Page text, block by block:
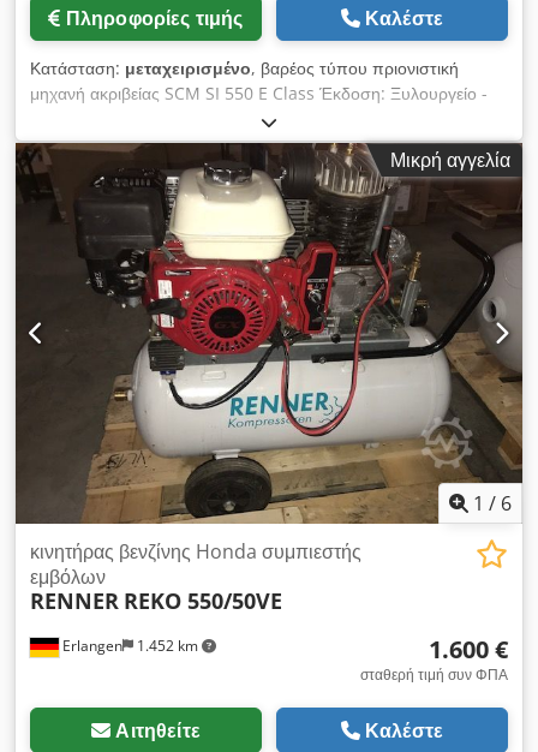
Πληροφορίες τιμής Καλέστε
Κατάσταση: μεταχειρισμένο, βαρέος τύπου πριονιστική
μηχανή ακριβείας SCM SI 550 E Class Έκδοση: Ξυλουργείο -
Επιπλοποιία Μήκος κοπής 3200 mm Csdpfxszi Scto Akaeha
Πλάτος κοπής περίπου 1500 mm Κύριος κινητήρας 11 kW 3
ταχύτητες: 2500/3000/4200 στρ./λεπτό Γωνιακός οδηγός με
αντιστάθμιση μήκους Δίσκος κοπής έως Ø 550 mm Ηλεκτρική
ανύψωση και κλίση του δίσκου κοπής με ψηφιακές ενδείξεις
Μηχάνημα από συνταξιοδότηση / αρχική παράδοση το 2011
Το μηχάνημα είναι ΕΡΓΑΣΤΗΡΙΑΚΑ ΕΛΕΓΜΕΝΟ σε ΑΡΙΣΤΗ
ΚΑΤΑΣΤΑΣΗ Διαθέσιμο από απόθεμα στο Lieboch
Μικρή αγγελία
1 / 6
Erlangen 1.452 km
κινητήρας βενζίνης Honda συμπιεστής
εμβόλων
RENNER REKO 550/50VE
1.600 €
σταθερή τιμή συν ΦΠΑ
Αιτηθείτε Καλέστε